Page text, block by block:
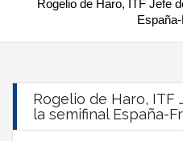
Rogelio de Haro, ITF Jefe
Rogelio de Haro, ITF
la semifinal España-